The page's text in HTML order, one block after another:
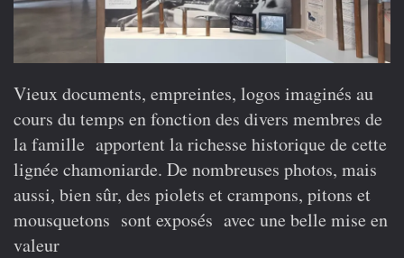
Vieux documents, empreintes, logos imaginés au
cours du temps en fonction des divers membres de
la famille apportent la richesse historique de cette
lignée chamoniarde. De nombreuses photos, mais
aussi, bien sûr, des piolets et crampons, pitons et
mousquetons sont exposés avec une belle mise en
valeur